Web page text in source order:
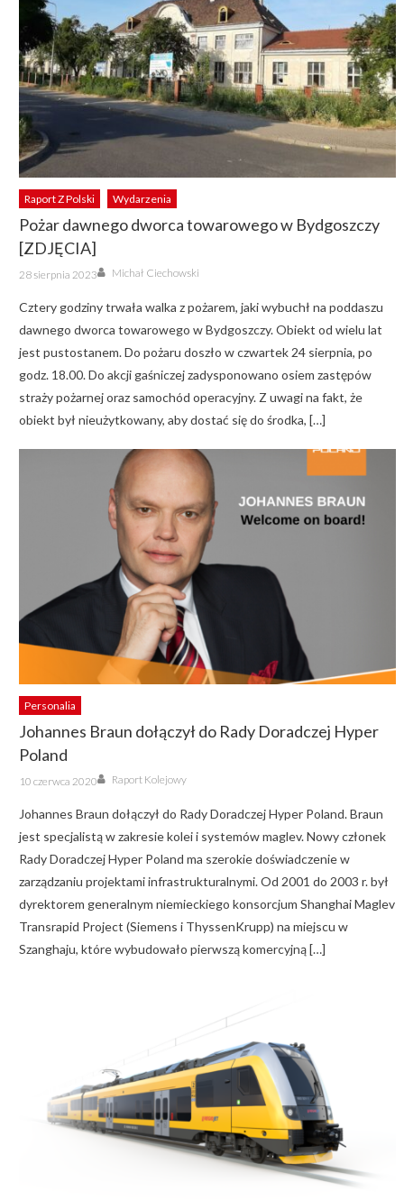
Raport Z Polski Wydarzenia
Pożar dawnego dworca towarowego w Bydgoszczy
[ZDJĘCIA]
Posted
on
28 sierpnia 2023 Author
Michał Ciechowski
Cztery godziny trwała walka z pożarem, jaki wybuchł na poddaszu
dawnego dworca towarowego w Bydgoszczy. Obiekt od wielu lat
jest pustostanem. Do pożaru doszło w czwartek 24 sierpnia, po
godz. 18.00. Do akcji gaśniczej zadysponowano osiem zastępów
straży pożarnej oraz samochód operacyjny. Z uwagi na fakt, że
obiekt był nieużytkowany, aby dostać się do środka, […]
Personalia
Johannes Braun dołączył do Rady Doradczej Hyper
Poland
Posted
on
10 czerwca 2020 Author
Raport Kolejowy
Johannes Braun dołączył do Rady Doradczej Hyper Poland. Braun
jest specjalistą w zakresie kolei i systemów maglev. Nowy członek
Rady Doradczej Hyper Poland ma szerokie doświadczenie w
zarządzaniu projektami infrastrukturalnymi. Od 2001 do 2003 r. był
dyrektorem generalnym niemieckiego konsorcjum Shanghai Maglev
Transrapid Project (Siemens i ThyssenKrupp) na miejscu w
Szanghaju, które wybudowało pierwszą komercyjną […]